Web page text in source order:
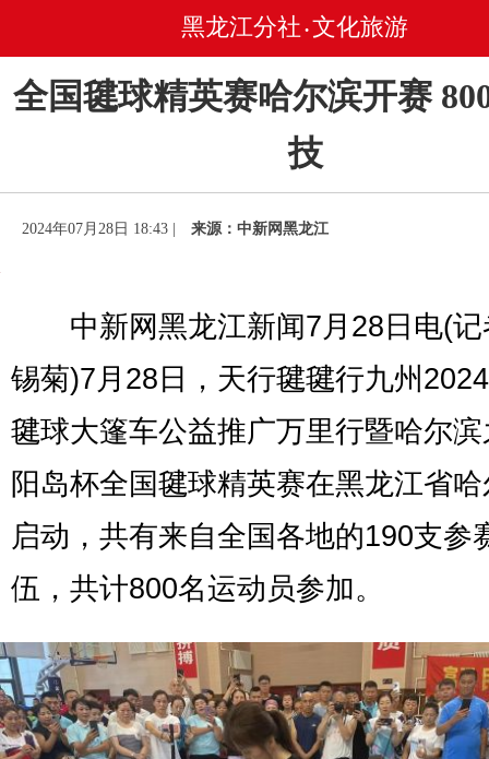
黑龙江分社 • 文化旅游
全国毽球精英赛哈尔滨开赛
技
2024年07月28日 18:43 | 来源：中新网黑龙江
中新网黑龙江新闻7月28日电(记
锡菊)7月28日，天行毽毽行九州
毽球大篷车公益推广万里行暨哈尔
阳岛杯全国毽球精英赛在黑龙江省
启动，共有来自全国各地的190支参
伍，共计800名运动员参加。